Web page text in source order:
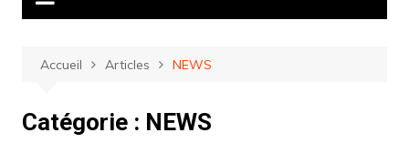
Accueil Articles NEWS
Catégorie : NEWS